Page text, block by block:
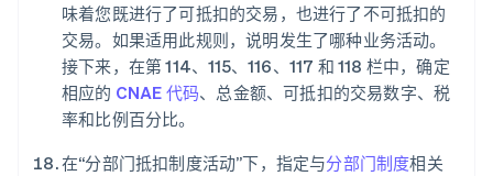
味着您既进行了可抵扣的交易，也进行了不可抵扣的
交易。如果适用此规则，说明发生了哪种业务活动。
接下来，在第 114、115、116、117 和 118 栏中，确定
相应的 CNAE 代码、总金额、可抵扣的交易数字、税
率和比例百分比。
在“分部门抵扣制度活动”下，指定与分部门制度相关
阿联酋
English
English